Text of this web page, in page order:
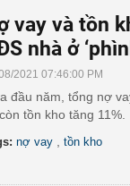
vay và tồn
nhà ở
2021 07:46:00 PM
đầu năm, tổng nợ
tồn kho tăng 11%.
nợ vay tồn kho